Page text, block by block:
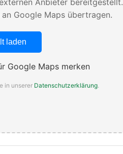
Anbieter bereitgestellt.
Google Maps übertragen.
laden
Google Maps merken
in unserer Datenschutzerklärung.